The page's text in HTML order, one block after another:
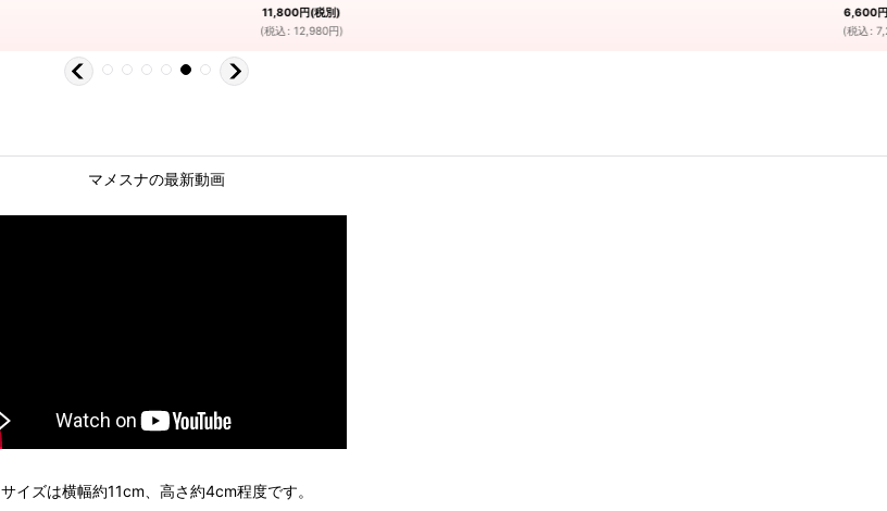
11,800円(税別)
(税込: 12,980円)
6,600
(税込:
マメスナの最新動画
サイズは横幅約11cm、高さ約4cm程度です。